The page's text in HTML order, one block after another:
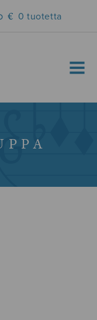
€ 0 tuotetta
MENU